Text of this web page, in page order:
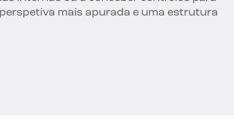
mais apurada e uma estrutura